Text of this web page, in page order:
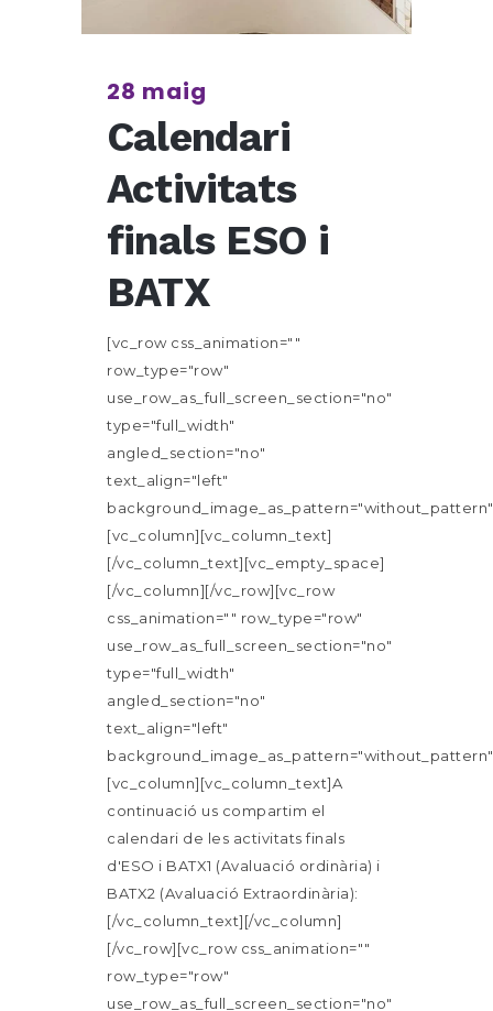
28 maig
Calendari
Activitats
finals ESO i
BATX
[vc_row css_animation=""
row_type="row"
use_row_as_full_screen_section="no"
type="full_width"
angled_section="no"
text_align="left"
[vc_column][vc_column_text]
[/vc_column_text][vc_empty_space]
[/vc_column][/vc_row][vc_row
css_animation="" row_type="row"
use_row_as_full_screen_section="no"
type="full_width"
angled_section="no"
text_align="left"
[vc_column][vc_column_text]A
continuació us compartim el
calendari de les activitats finals
d'ESO i BATX1 (Avaluació ordinària) i
BATX2 (Avaluació Extraordinària):
[/vc_column_text][/vc_column]
[/vc_row][vc_row css_animation=""
row_type="row"
use_row_as_full_screen_section="no"